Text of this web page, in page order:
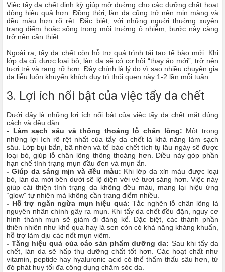
Việc tẩy da chết định kỳ giúp mở đường cho các dưỡng chất hoạt
động hiệu quả hơn. Đồng thời, làn da cũng trở nên mịn màng và
đều màu hơn rõ rệt. Đặc biệt, với những người thường xuyên
trang điểm hoặc sống trong môi trường ô nhiễm, bước này càng
trở nên cần thiết.
Ngoài ra, tẩy da chết còn hỗ trợ quá trình tái tạo tế bào mới. Khi
lớp da cũ được loại bỏ, làn da sẽ có cơ hội “thay áo mới”, trở nên
tươi trẻ và rạng rỡ hơn. Đây chính là lý do vì sao nhiều chuyên gia
da liễu luôn khuyến khích duy trì thói quen này 1-2 lần mỗi tuần.
3. Lợi ích nổi bật của việc tẩy da chết
Dưới đây là những lợi ích nổi bật của việc tẩy da chết mặt đúng
cách và đều đặn:
- Làm sạch sâu và thông thoáng lỗ chân lông: Một trong
những lợi ích rõ rệt nhất của tẩy da chết là khả năng làm sạch
sâu. Lớp bụi bẩn, bã nhờn và tế bào chết tích tụ lâu ngày sẽ được
loại bỏ, giúp lỗ chân lông thông thoáng hơn. Điều này góp phần
hạn chế tình trạng mụn đầu đen và mụn ẩn.
- Giúp da sáng mịn và đều màu: Khi lớp da xỉn màu được loại
bỏ, làn da mới bên dưới sẽ lộ diện với vẻ tươi sáng hơn. Việc này
giúp cải thiện tình trạng da không đều màu, mang lại hiệu ứng
“glow” tự nhiên mà không cần trang điểm nhiều.
- Hỗ trợ ngăn ngừa mụn hiệu quả: Tắc nghẽn lỗ chân lông là
nguyên nhân chính gây ra mụn. Khi tẩy da chết đều đặn, nguy cơ
hình thành mụn sẽ giảm đi đáng kể. Đặc biệt, các thành phần
thiên nhiên như khổ qua hay lá sen còn có khả năng kháng khuẩn,
hỗ trợ làm dịu các nốt mụn viêm.
- Tăng hiệu quả của các sản phẩm dưỡng da: Sau khi tẩy da
chết, làn da sẽ hấp thụ dưỡng chất tốt hơn. Các hoạt chất như
vitamin, peptide hay hyaluronic acid có thể thẩm thấu sâu hơn, từ
đó phát huy tối đa công dụng chăm sóc da.